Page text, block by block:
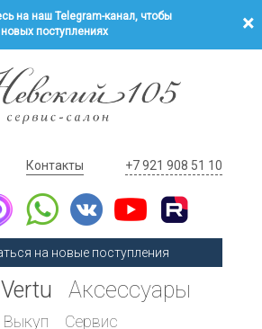
на наш Telegram-канал, чтобы
новых поступлениях
Контакты +7 921 908 51 10
на новые поступления
Vertu Аксессуары
Выкуп Сервис